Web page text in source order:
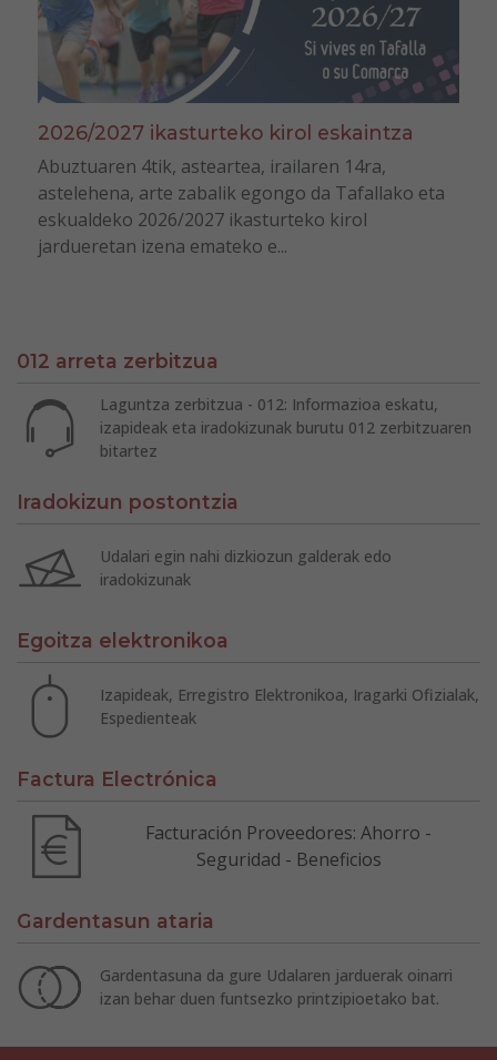
2026/2027 ikasturteko kirol eskaintza
Abuztuaren 4tik, asteartea, irailaren 14ra,
astelehena, arte zabalik egongo da Tafallako eta
eskualdeko 2026/2027 ikasturteko kirol
jardueretan izena emateko e...
012 arreta zerbitzua
Laguntza zerbitzua - 012: Informazioa eskatu,
izapideak eta iradokizunak burutu 012 zerbitzuaren
bitartez
Iradokizun postontzia
Udalari egin nahi dizkiozun galderak edo
iradokizunak
Egoitza elektronikoa
Izapideak, Erregistro Elektronikoa, Iragarki Ofizialak,
Espedienteak
Factura Electrónica
Facturación Proveedores: Ahorro -
Seguridad - Beneficios
Gardentasun ataria
Gardentasuna da gure Udalaren jarduerak oinarri
izan behar duen funtsezko printzipioetako bat.